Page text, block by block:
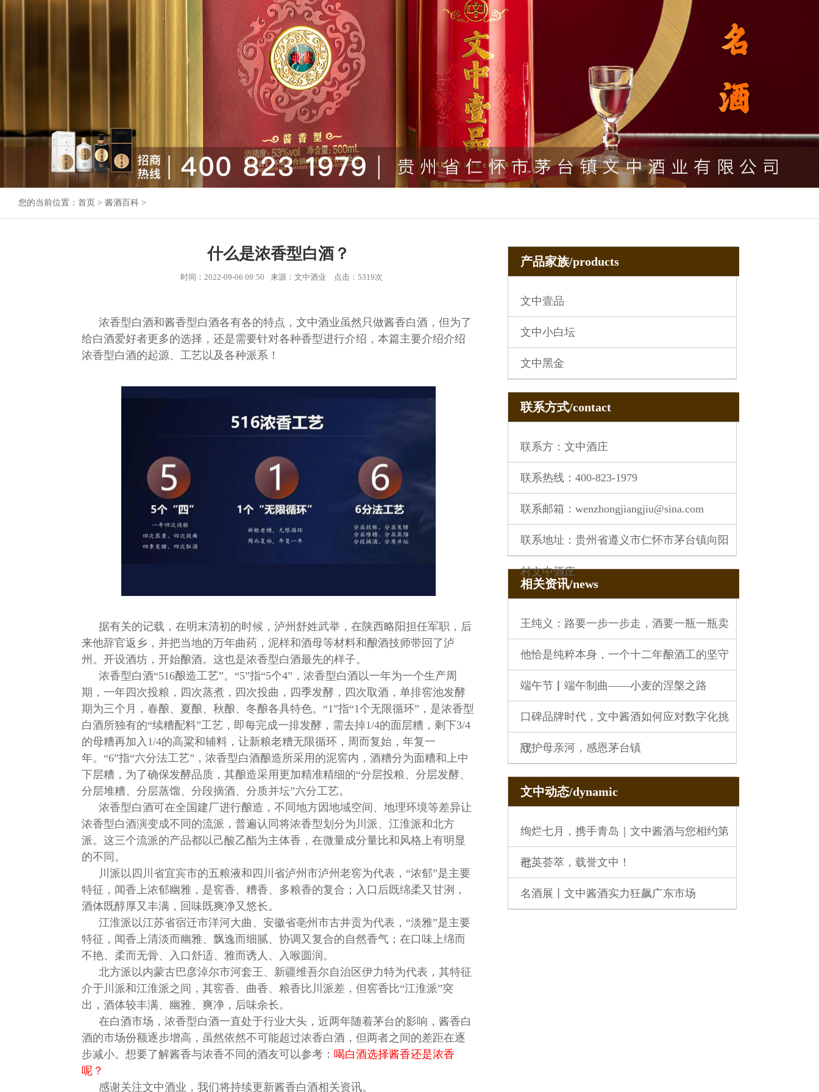
您的当前位置： 首页 > 酱酒百科 >
什么是浓香型白酒？
时间： 2022-09-06 09:50 来源：文中酒业 点击： 5319次
浓香型白酒和酱香型白酒各有各的特点，文中酒业虽然只做酱香白酒，但为了
给白酒爱好者更多的选择，还是需要针对各种香型进行介绍，本篇主要介绍介绍
浓香型白酒的起源、工艺以及各种派系！
据有关的记载，在明末清初的时候，泸州舒姓武举，在陕西略阳担任军职，后
来他辞官返乡，并把当地的万年曲药，泥样和酒母等材料和酿酒技师带回了泸
州。开设酒坊，开始酿酒。这也是浓香型白酒最先的样子。
浓香型白酒“516酿造工艺”。“5”指“5个4”，浓香型白酒以一年为一个生产周
期，一年四次投粮，四次蒸煮，四次投曲，四季发酵，四次取酒，单排窖池发酵
期为三个月，春酿、夏酿、秋酿、冬酿各具特色。“1”指“1个无限循环”，是浓香型
白酒所独有的“续糟配料”工艺，即每完成一排发酵，需去掉1/4的面层糟，剩下3/4
的母糟再加入1/4的高粱和辅料，让新粮老糟无限循环，周而复始，年复一
年。“6”指“六分法工艺”，浓香型白酒酿造所采用的泥窖内，酒糟分为面糟和上中
下层糟，为了确保发酵品质，其酿造采用更加精准精细的“分层投粮、分层发酵、
分层堆糟、分层蒸馏、分段摘酒、分质并坛”六分工艺。
浓香型白酒可在全国建厂进行酿造，不同地方因地域空间、地理环境等差异让
浓香型白酒演变成不同的流派，普遍认同将浓香型划分为川派、江淮派和北方
派。这三个流派的产品都以己酸乙酯为主体香，在微量成分量比和风格上有明显
的不同。
川派以四川省宜宾市的五粮液和四川省泸州市泸州老窖为代表，“浓郁”是主要
特征，闻香上浓郁幽雅，是窖香、糟香、多粮香的复合；入口后既绵柔又甘洌，
酒体既醇厚又丰满，回味既爽净又悠长。
江淮派以江苏省宿迁市洋河大曲、安徽省亳州市古井贡为代表，“淡雅”是主要
特征，闻香上清淡而幽雅、飘逸而细腻、协调又复合的自然香气；在口味上绵而
不艳、柔而无骨、入口舒适、雅而诱人、入喉圆润。
北方派以内蒙古巴彦淖尔市河套王、新疆维吾尔自治区伊力特为代表，其特征
介于川派和江淮派之间，其窖香、曲香、粮香比川派差，但窖香比“江淮派”突
出，酒体较丰满、幽雅、爽净，后味余长。
在白酒市场，浓香型白酒一直处于行业大头，近两年随着茅台的影响，酱香白
酒的市场份额逐步增高，虽然依然不可能超过浓香白酒，但两者之间的差距在逐
步减小。想要了解酱香与浓香不同的酒友可以参考：喝白酒选择酱香还是浓香
呢？
感谢关注文中酒业，我们将持续更新酱香白酒相关资讯。
产品家族/products
文中壹品
文中小白坛
文中黑金
联系方式/contact
联系方：文中酒庄
联系热线：400-823-1979
联系邮箱：wenzhongjiangjiu@sina.com
联系地址：贵州省遵义市仁怀市茅台镇向阳
村文中酒庄
相关资讯/news
王纯义：路要一步一步走，酒要一瓶一瓶卖
他恰是纯粹本身，一个十二年酿酒工的坚守
端午节▏端午制曲——小麦的涅槃之路
口碑品牌时代，文中酱酒如何应对数字化挑
战
守护母亲河，感恩茅台镇
文中动态/dynamic
绚烂七月，携手青岛｜文中酱酒与您相约第
七...
群英荟萃，载誉文中！
名酒展丨文中酱酒实力狂飙广东市场